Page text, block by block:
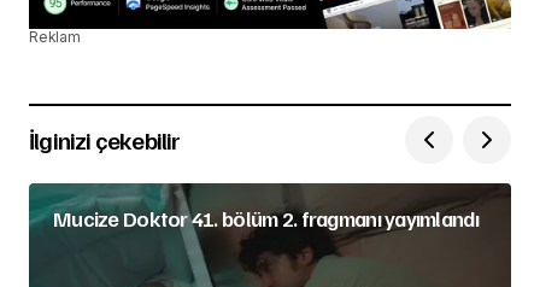
Reklam
İlginizi çekebilir
Mucize Doktor 41. bölüm 2. fragmanı yayımlandı